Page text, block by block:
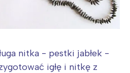
nitka - pestki jabłek -
igłę i nitkę z